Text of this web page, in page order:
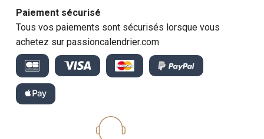
Paiement sécurisé
Tous vos paiements sont sécurisés lorsque vous
achetez sur passioncalendrier.com